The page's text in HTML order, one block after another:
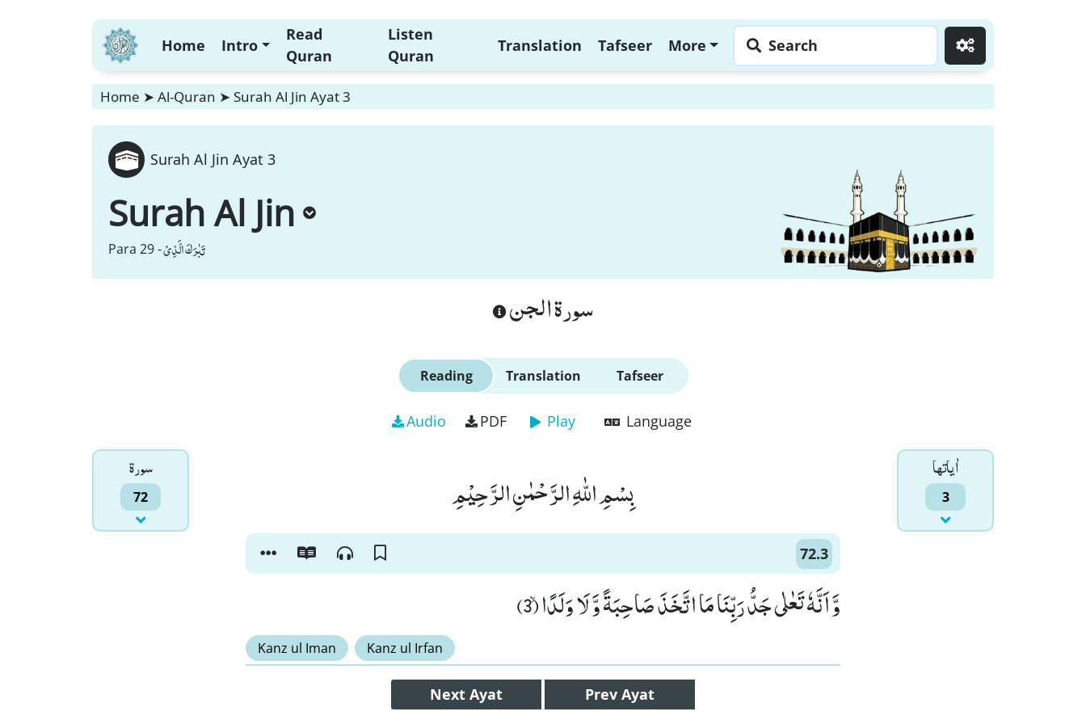
Home Intro
Read
Quran
Listen
Quran
Translation Tafseer More Search
Home ➤ Al-Quran ➤ Surah Al Jin Ayat 3
Surah Al Jin Ayat 3
Surah Al Jin
Para 29 -تَبٰرَكَ الَّذِیْ
سورة الجن
Reading Translation Tafseer
Audio PDF Play Language
سورۃ
72
اٰياتها
3 بِسْمِ اللّٰهِ الرَّحْمٰنِ الرَّحِیْمِ
72.3
وَّ اَنَّهٗ تَعٰلٰى جَدُّ رَبِّنَا مَا اتَّخَذَ صَاحِبَةً وَّ لَا وَلَدًاۙ (3)
Kanz ul Iman Kanz ul Irfan
Next Ayat Prev Ayat